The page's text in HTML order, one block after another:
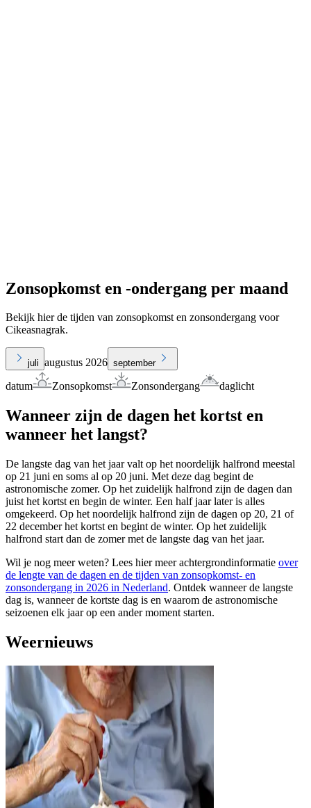
Zonsopkomst en -ondergang per maand
Bekijk hier de tijden van zonsopkomst en zonsondergang voor
Cikeasnagrak.
juli augustus 2026 september
datum Zonsopkomst Zonsondergang daglicht
Wanneer zijn de dagen het kortst en
wanneer het langst?
De langste dag van het jaar valt op het noordelijk halfrond meestal
op 21 juni en soms al op 20 juni. Met deze dag begint de
astronomische zomer. Op het zuidelijk halfrond zijn de dagen dan
juist het kortst en begin de winter. Een half jaar later is alles
omgekeerd. Op het noordelijk halfrond zijn de dagen op 20, 21 of
22 december het kortst en begint de winter. Op het zuidelijk
halfrond start dan de zomer met de langste dag van het jaar.
Wil je nog meer weten? Lees hier meer achtergrondinformatie over
de lengte van de dagen en de tijden van zonsopkomst- en
zonsondergang in 2026 in Nederland. Ontdek wanneer de langste
dag is, wanneer de kortste dag is en waarom de astronomische
seizoenen elk jaar op een ander moment starten.
Weernieuws